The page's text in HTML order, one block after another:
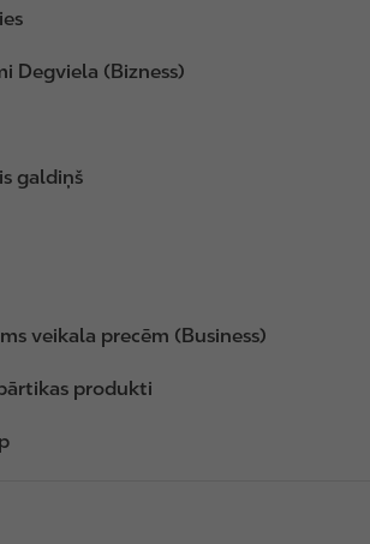
Degviela (Bizness)
galdiņš
veikala precēm (Business)
produkti